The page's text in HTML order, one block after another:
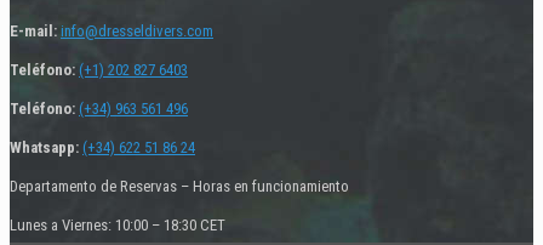
E-mail: info@dresseldivers.com
Teléfono: (+1) 202 827 6403
Teléfono: (+34) 963 561 496
Whatsapp: (+34) 622 51 86 24
Departamento de Reservas – Horas en funcionamiento
Lunes a Viernes: 10:00 – 18:30 CET